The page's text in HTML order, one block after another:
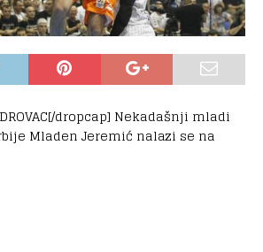
dropcap] Nekadašnji mladi
Mladen Jeremić nalazi se na